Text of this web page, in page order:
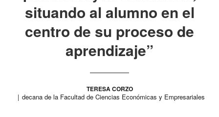
situando al alumno en el
centro de su proceso de
aprendizaje”
TERESA CORZO
decana de la Facultad de Ciencias Económicas y Empresariales